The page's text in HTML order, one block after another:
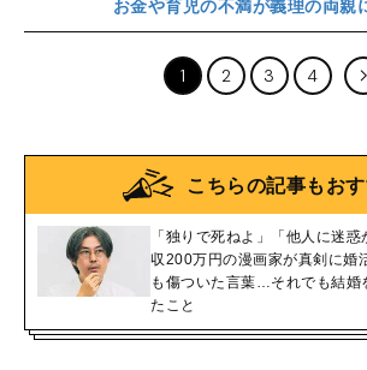
お金や育児の不満が義理の両親
1 2 3 4
こちらの記事もお
「独りで死ねよ」「他人に迷
収200万円の漫画家が真剣に婚
も傷ついた言葉…それでも結婚
たこと